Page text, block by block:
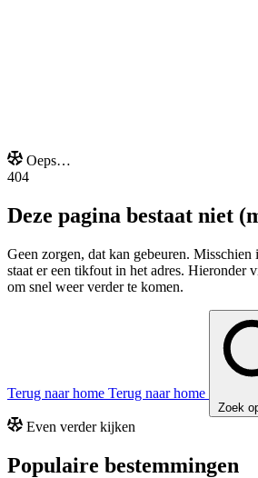
Oeps…
404
Deze pagina bestaat niet
Geen zorgen, dat kan gebeuren. Misschien
staat er een tikfout in het adres. Hieronder
om snel weer verder te komen.
Terug naar home Terug naar home
Zoek
Even verder kijken
Populaire bestemmingen